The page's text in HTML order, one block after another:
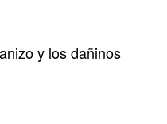
y los dañinos